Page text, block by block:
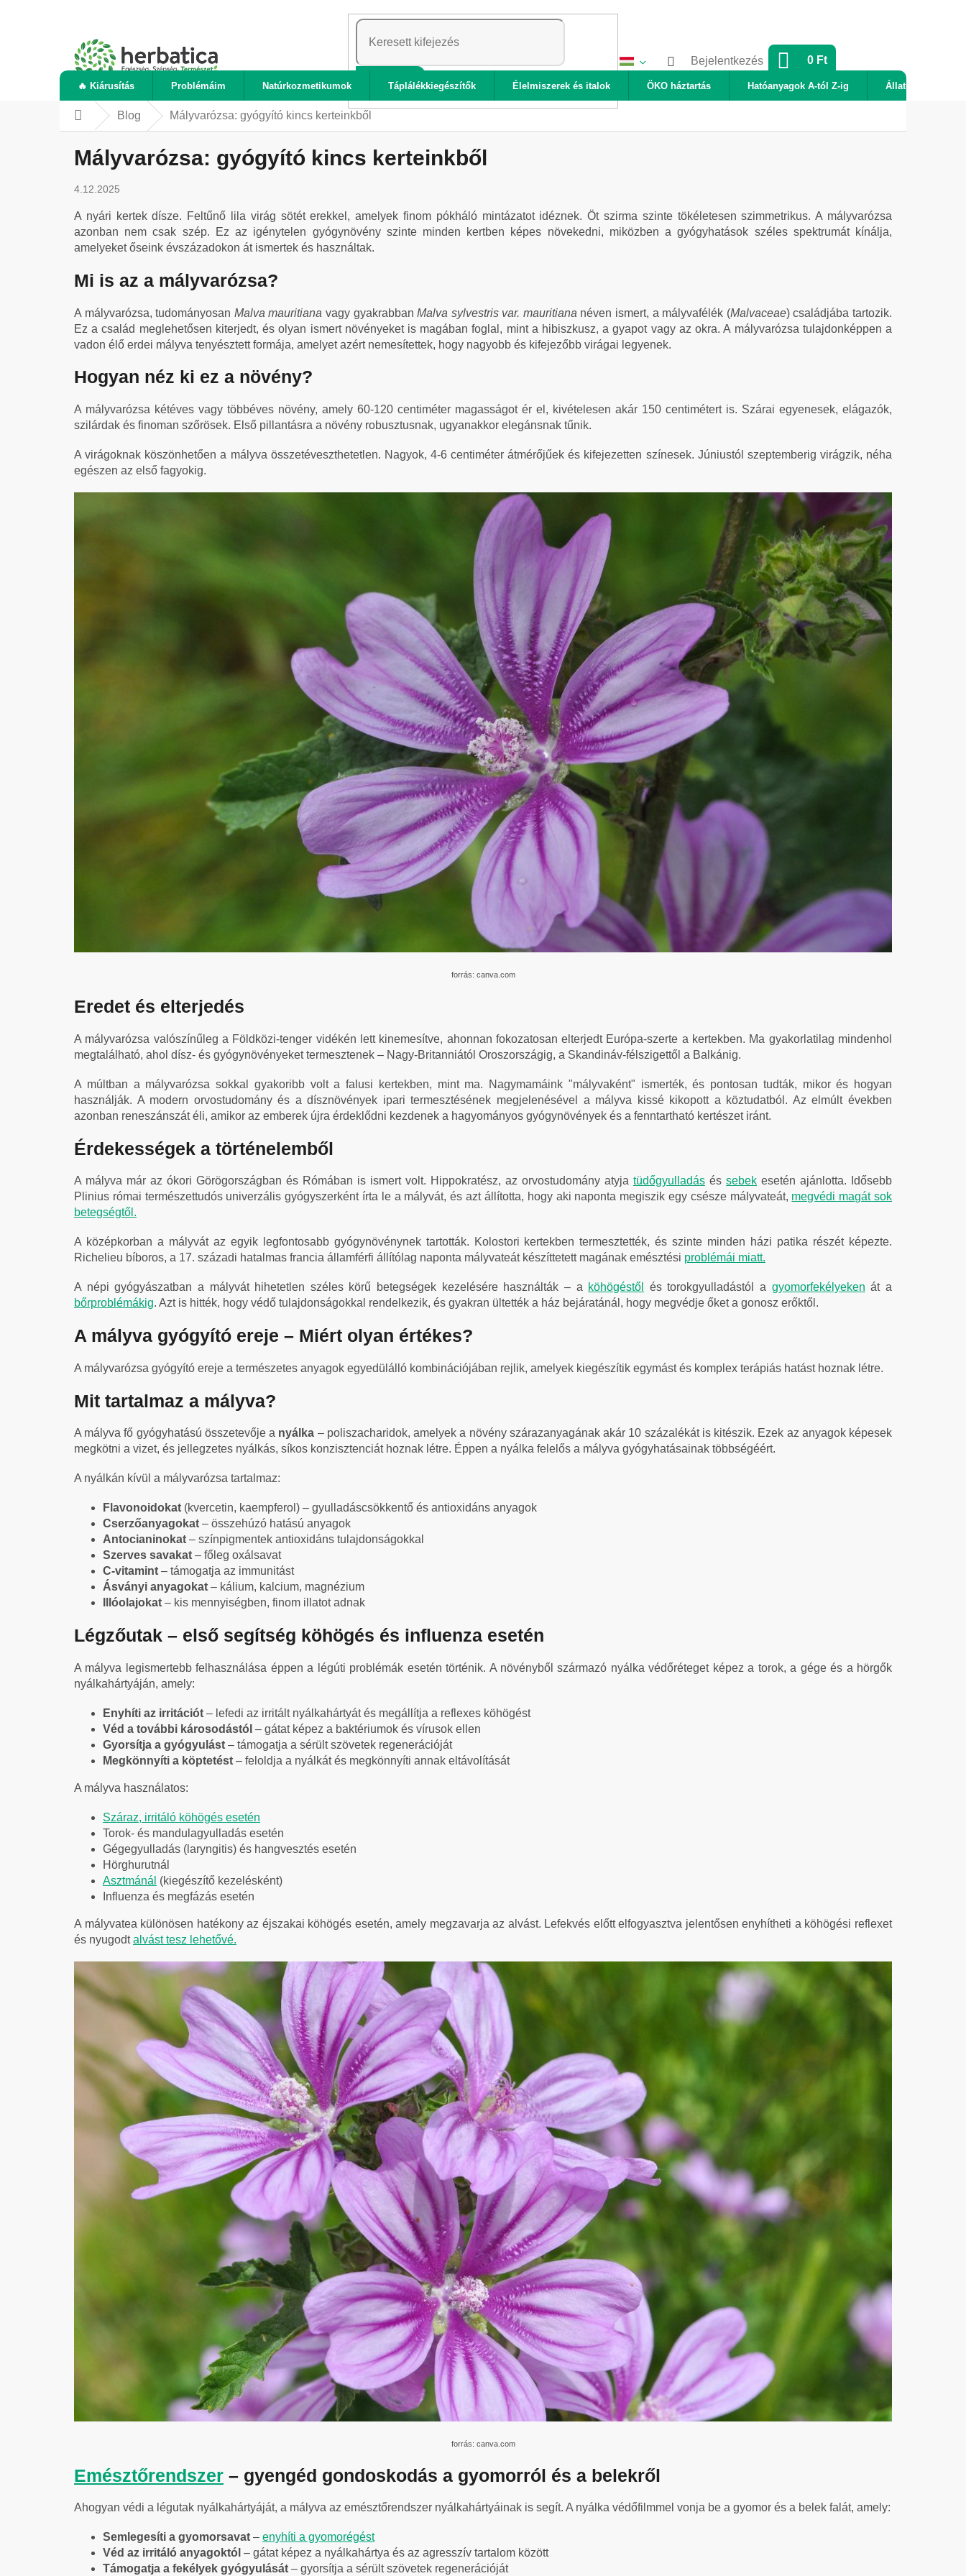
KERESÉS
Bejelentkezés KOSÁR
0 Ft
🔥 Kiárusítás Problémáim Natúrkozmetikumok Táplálékkiegészítők Élelmiszerek és italok ÖKO háztartás Hatóanyagok A-tól Z-ig Állatok
Kezdőlap
Blog Mályvarózsa: gyógyító kincs kerteinkből
Mályvarózsa: gyógyító kincs kerteinkből
4.12.2025
A nyári kertek dísze. Feltűnő lila virág sötét erekkel, amelyek finom pókháló mintázatot idéznek. Öt szirma szinte tökéletesen szimmetrikus. A mályvarózsa
azonban nem csak szép. Ez az igénytelen gyógynövény szinte minden kertben képes növekedni, miközben a gyógyhatások széles spektrumát kínálja,
amelyeket őseink évszázadokon át ismertek és használtak.
Mi is az a mályvarózsa?
A mályvarózsa, tudományosan Malva mauritiana vagy gyakrabbanMalva sylvestris var. mauritiana néven ismert, a mályvafélék (Malvaceae) családjába tartozik.
Ez a család meglehetősen kiterjedt, és olyan ismert növényeket is magában foglal, mint a hibiszkusz, a gyapot vagy az okra. A mályvarózsa tulajdonképpen a
vadon élő erdei mályva tenyésztett formája, amelyet azért nemesítettek, hogy nagyobb és kifejezőbb virágai legyenek.
Hogyan néz ki ez a növény?
A mályvarózsa kétéves vagy többéves növény, amely 60-120 centiméter magasságot ér el, kivételesen akár 150 centimétert is. Szárai egyenesek, elágazók,
szilárdak és finoman szőrösek. Első pillantásra a növény robusztusnak, ugyanakkor elegánsnak tűnik.
A virágoknak köszönhetően a mályva összetéveszthetetlen. Nagyok, 4-6 centiméter átmérőjűek és kifejezetten színesek. Júniustól szeptemberig virágzik, néha
egészen az első fagyokig.
forrás: canva.com
Eredet és elterjedés
A mályvarózsa valószínűleg a Földközi-tenger vidékén lett kinemesítve, ahonnan fokozatosan elterjedt Európa-szerte a kertekben. Ma gyakorlatilag mindenhol
megtalálható, ahol dísz- és gyógynövényeket termesztenek – Nagy-Britanniától Oroszországig, a Skandináv-félszigettől a Balkánig.
A múltban a mályvarózsa sokkal gyakoribb volt a falusi kertekben, mint ma. Nagymamáink "mályvaként" ismerték, és pontosan tudták, mikor és hogyan
használják. A modern orvostudomány és a dísznövények ipari termesztésének megjelenésével a mályva kissé kikopott a köztudatból. Az elmúlt években
azonban reneszánszát éli, amikor az emberek újra érdeklődni kezdenek a hagyományos gyógynövények és a fenntartható kertészet iránt.
Érdekességek a történelemből
A mályva már az ókori Görögországban és Rómában is ismert volt. Hippokratész, az orvostudomány atyja tüdőgyulladás és sebek esetén ajánlotta. Idősebb
Plinius római természettudós univerzális gyógyszerként írta le a mályvát, és azt állította, hogy aki naponta megiszik egy csésze mályvateát, megvédi magát sok
betegségtől.
A középkorban a mályvát az egyik legfontosabb gyógynövénynek tartották. Kolostori kertekben termesztették, és szinte minden házi patika részét képezte.
Richelieu bíboros, a 17. századi hatalmas francia államférfi állítólag naponta mályvateát készíttetett magának emésztési problémái miatt.
A népi gyógyászatban a mályvát hihetetlen széles körű betegségek kezelésére használták – a köhögéstől és torokgyulladástól a gyomorfekélyeken át a
bőrproblémákig. Azt is hitték, hogy védő tulajdonságokkal rendelkezik, és gyakran ültették a ház bejáratánál, hogy megvédje őket a gonosz erőktől.
A mályva gyógyító ereje – Miért olyan értékes?
A mályvarózsa gyógyító ereje a természetes anyagok egyedülálló kombinációjában rejlik, amelyek kiegészítik egymást és komplex terápiás hatást hoznak létre.
Mit tartalmaz a mályva?
A mályva fő gyógyhatású összetevője a nyálka – poliszacharidok, amelyek a növény szárazanyagának akár 10 százalékát is kitészik. Ezek az anyagok képesek
megkötni a vizet, és jellegzetes nyálkás, síkos konzisztenciát hoznak létre. Éppen a nyálka felelős a mályva gyógyhatásainak többségéért.
A nyálkán kívül a mályvarózsa tartalmaz:
Flavonoidokat (kvercetin, kaempferol) – gyulladáscsökkentő és antioxidáns anyagok
Cserzőanyagokat – összehúzó hatású anyagok
Antocianinokat – színpigmentek antioxidáns tulajdonságokkal
Szerves savakat – főleg oxálsavat
C-vitamint – támogatja az immunitást
Ásványi anyagokat – kálium, kalcium, magnézium
Illóolajokat – kis mennyiségben, finom illatot adnak
Légzőutak – első segítség köhögés és influenza esetén
A mályva legismertebb felhasználása éppen a légúti problémák esetén történik. A növényből származó nyálka védőréteget képez a torok, a gége és a hörgők
nyálkahártyáján, amely:
Enyhíti az irritációt – lefedi az irritált nyálkahártyát és megállítja a reflexes köhögést
Véd a további károsodástól – gátat képez a baktériumok és vírusok ellen
Gyorsítja a gyógyulást – támogatja a sérült szövetek regenerációját
Megkönnyíti a köptetést – feloldja a nyálkát és megkönnyíti annak eltávolítását
A mályva használatos:
Száraz, irritáló köhögés esetén
Torok- és mandulagyulladás esetén
Gégegyulladás (laryngitis) és hangvesztés esetén
Hörghurutnál
Asztmánál (kiegészítő kezelésként)
Influenza és megfázás esetén
A mályvatea különösen hatékony az éjszakai köhögés esetén, amely megzavarja az alvást. Lefekvés előtt elfogyasztva jelentősen enyhítheti a köhögési reflexet
és nyugodtalvást tesz lehetővé.
forrás: canva.com
Emésztőrendszer – gyengéd gondoskodás a gyomorról és a belekről
Ahogyan védi a légutak nyálkahártyáját, a mályva az emésztőrendszer nyálkahártyáinak is segít. A nyálka védőfilmmel vonja be a gyomor és a belek falát, amely:
Semlegesíti a gyomorsavat – enyhíti a gyomorégést
Véd az irritáló anyagoktól – gátat képez a nyálkahártya és az agresszív tartalom között
Támogatja a fekélyek gyógyulását – gyorsítja a sérült szövetek regenerációját